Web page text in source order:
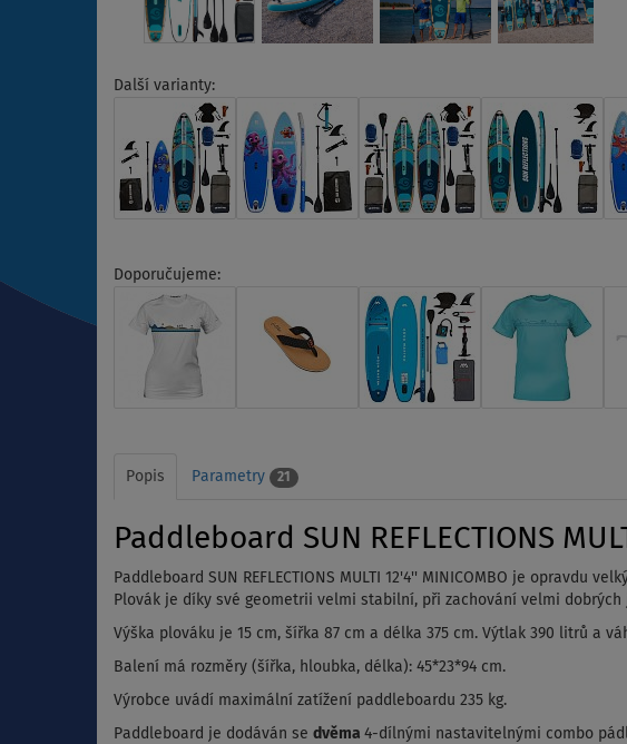
Další varianty:
Doporučujeme:
Popis Parametry 21
Paddleboard SUN REFLECTIONS
Paddleboard SUN REFLECTIONS MULTI 12'4'' MINICOMBO je opravdu
Plovák je díky své geometrii velmi stabilní, při zachování velmi
Výška plováku je 15 cm, šířka 87 cm a délka 375 cm. Výtlak 390 litrů a
Balení má rozměry (šířka, hloubka, délka): 45*23*94 cm.
Výrobce uvádí maximální zatížení paddleboardu 235 kg.
Paddleboard je dodáván se dvěma 4-dílnými nastavitelnými combo